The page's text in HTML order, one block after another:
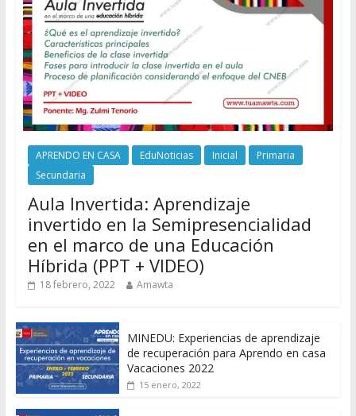
APRENDO EN CASA EduNoticias Inicial
Primaria
Secundaria
Aula Invertida: Aprendizaje
invertido en la Semipresencialidad
en el marco de una Educación
Híbrida (PPT + VIDEO)
18 febrero, 2022 Amawta
MINEDU: Experiencias de aprendizaje
de recuperación para Aprendo en casa
Vacaciones 2022
15 enero, 2022